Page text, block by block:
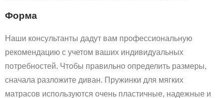
Форма
Наши консультанты дадут вам профессиональную
рекомендацию с учетом ваших индивидуальных
потребностей. Чтобы правильно определить размеры,
сначала разложите диван. Пружинки для мягких
матрасов используются очень пластичные, надежные и